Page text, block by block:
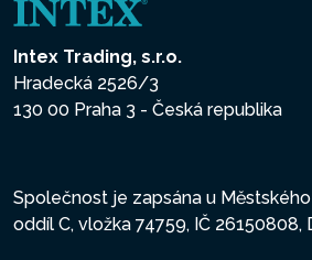
Intex Trading, s.r.o.
Hradecká 2526/3
130 00 Praha 3 - Česká republika
Společnost je zapsána u
oddíl C, vložka 74759, IČ 26150808,